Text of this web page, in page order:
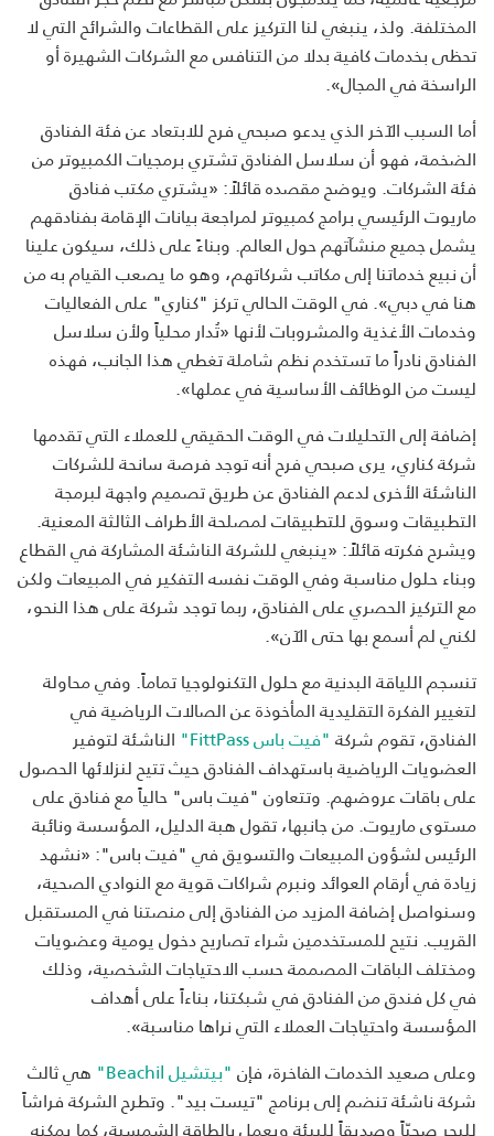
المختلفة. ولذ، ينبغي لنا التركيز على القطاعات والشرائح التي لا
تحظى بخدمات كافية بدلا من التنافس مع الشركات الشهيرة أو
الراسخة في المجال».
أما السبب الآخر الذي يدعو صبحي فرح للابتعاد عن فئة الفنادق
الضخمة، فهو أن سلاسل الفنادق تشتري برمجيات الكمبيوتر من
فئة الشركات. ويوضح مقصده قائلاً: «يشتري مكتب فنادق
ماريوت الرئيسي برامج كمبيوتر لمراجعة بيانات الإقامة بفنادقهم
يشمل جميع منشآتهم حول العالم. وبناءً على ذلك، سيكون علينا
أن نبيع خدماتنا إلى مكاتب شركاتهم، وهو ما يصعب القيام به من
هنا في دبي». في الوقت الحالي تركز "كناري" على الفعاليات
وخدمات الأغذية والمشروبات لأنها «تُدار محلياً ولأن سلاسل
الفنادق نادراً ما تستخدم نظم شاملة تغطي هذا الجانب، فهذه
ليست من الوظائف الأساسية في عملها».
إضافة إلى التحليلات في الوقت الحقيقي للعملاء التي تقدمها
شركة كناري، يرى صبحي فرح أنه توجد فرصة سانحة للشركات
الناشئة الأخرى لدعم الفنادق عن طريق تصميم واجهة لبرمجة
التطبيقات وسوق للتطبيقات لمصلحة الأطراف الثالثة المعنية.
ويشرح فكرته قائلاً: «ينبغي للشركة الناشئة المشاركة في القطاع
وبناء حلول مناسبة وفي الوقت نفسه التفكير في المبيعات ولكن
مع التركيز الحصري على الفنادق، ربما توجد شركة على هذا النحو،
لكني لم أسمع بها حتى الآن».
تنسجم اللياقة البدنية مع حلول التكنولوجيا تماماً. وفي محاولة
لتغيير الفكرة التقليدية المأخوذة عن الصالات الرياضية في
الفنادق، تقوم شركة"فيت باس FittPass"
الناشئة لتوفير
العضويات الرياضية باستهداف الفنادق حيث تتيح لنزلائها الحصول
على باقات عروضهم. وتتعاون "فيت باس" حالياً مع فنادق على
مستوى ماريوت. من جانبها، تقول هبة الدليل، المؤسسة ونائبة
الرئيس لشؤون المبيعات والتسويق في "فيت باس": «نشهد
زيادة في أرقام العوائد ونبرم شراكات قوية مع النوادي الصحية،
وسنواصل إضافة المزيد من الفنادق إلى منصتنا في المستقبل
القريب. نتيح للمستخدمين شراء تصاريح دخول يومية وعضويات
ومختلف الباقات المصممة حسب الاحتياجات الشخصية، وذلك
في كل فندق من الفنادق في شبكتنا، بناءاً على أهداف
المؤسسة واحتياجات العملاء التي نراها مناسبة».
وعلى صعيد الخدمات الفاخرة، فإن"بيتشيل Beachil"
هي ثالث
شركة ناشئة تنضم إلى برنامج "تيست بيد". وتطرح الشركة فراشاً
للبحر صحيّاً وصديقاً للبيئة ويعمل بالطاقة الشمسية، كما يمكنه